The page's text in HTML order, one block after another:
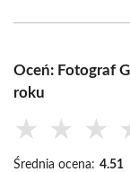
Oceń: Fotograf
roku
★ ★ ★
Średnia ocena: 4.51